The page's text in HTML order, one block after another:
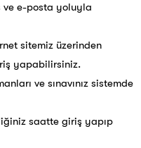
ve e-posta yoluyla
sitemiz üzerinden
yapabilirsiniz.
ve sınavınız sistemde
saatte giriş yapıp